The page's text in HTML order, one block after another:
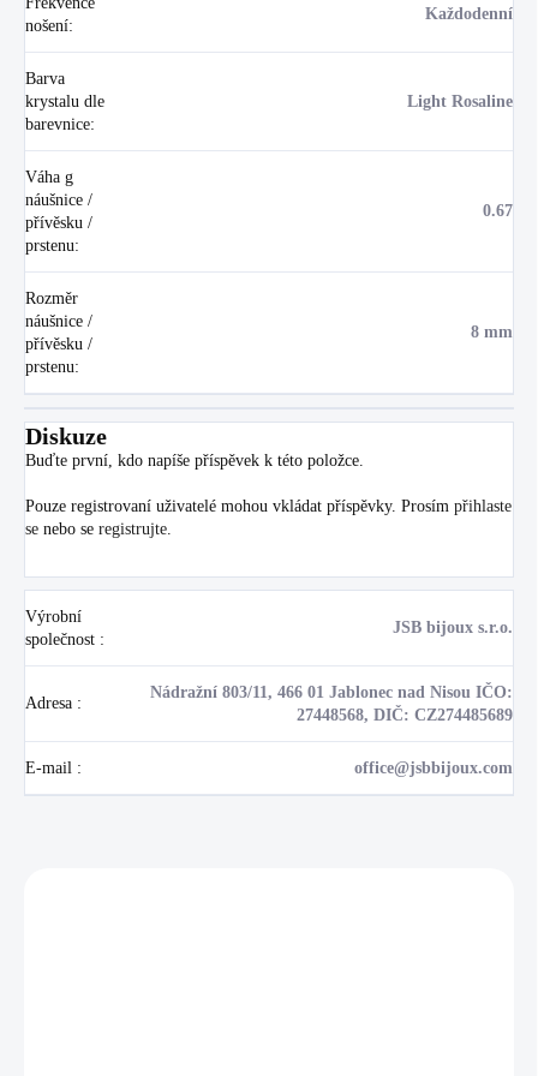
nošení:
Každodenní
Barva
krystalu dle
barevnice:
Light Rosaline
Váha g
náušnice /
přívěsku /
prstenu:
0.67
Rozměr
náušnice /
přívěsku /
prstenu:
8 mm
Diskuze
Buďte první, kdo napíše příspěvek k této položce.
Pouze registrovaní uživatelé mohou vkládat příspěvky. Prosím přihlaste
se nebo se registrujte
Výrobní
společnost :
JSB bijoux s.r.o.
Adresa :
Nádražní 803/11, 466 01 Jablonec nad Nisou IČO:
27448568, DIČ: CZ274485689
E-mail : office@jsbbijoux.com